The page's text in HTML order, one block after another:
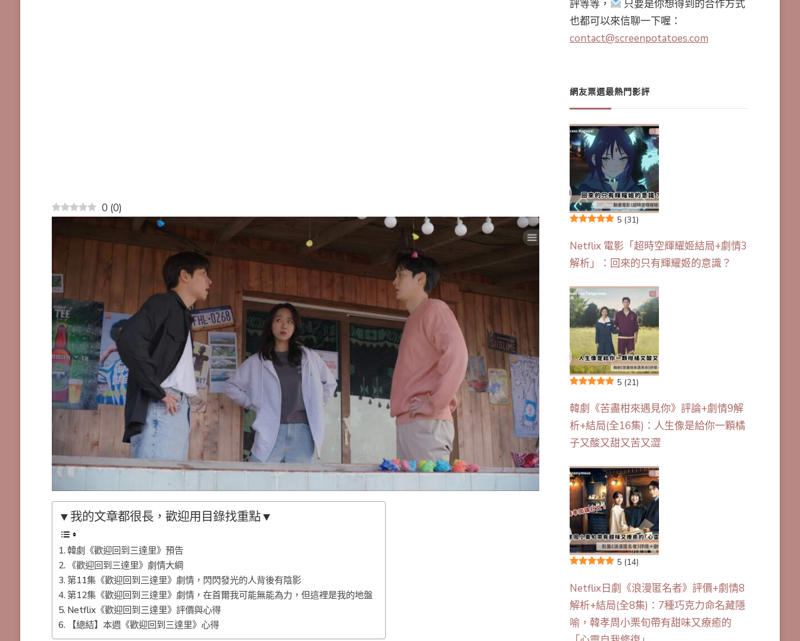
0 (0)
▼我的文章都很長，歡迎用目錄找重點▼
韓劇《歡迎回到三達里》預告
《歡迎回到三達里》劇情大綱
第11集《歡迎回到三達里》劇情，閃閃發光的人背後有陰影
第12集《歡迎回到三達里》劇情，在首爾我可能無能為力，但這裡是我的地盤
Netflix《歡迎回到三達里》評價與心得
【總結】本週《歡迎回到三達里》心得
評等等，
只要是你想得到的合作方式
也都可以來信聊一下喔：
contact@screenpotatoes.com
網友票選最熱門影評
5 (31)
Netflix 電影「超時空輝耀姬結局+劇情3
解析」：回來的只有輝耀姬的意識？
5 (21)
韓劇《苦盡柑來遇見你》評論+劇情9解
析+結局(全16集)：人生像是給你一顆橘
子又酸又甜又苦又澀
5 (14)
Netflix日劇《浪漫匿名者》評價+劇情8
解析+結局(全8集)：7種巧克力命名藏隱
喻，韓孝周小栗旬帶有甜味又療癒的